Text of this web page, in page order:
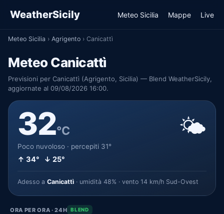
WeatherSicily Meteo Sicilia Mappe Live
Meteo Sicilia › Agrigento › Canicattì
Meteo Canicattì
Previsioni per Canicattì (Agrigento, Sicilia) — Blend WeatherSicily,
aggiornate al 09/08/2026 16:00.
32°C
Poco nuvoloso · percepiti 31°
↑ 34° ↓ 25°
🌤️
Adesso a Canicattì · umidità 48% · vento 14 km/h Sud-Ovest
ORA PER ORA · 24H BLEND